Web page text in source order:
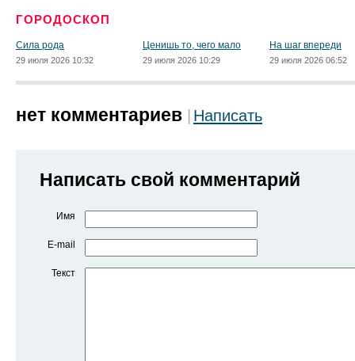
ГОРОДОСКОП
Сила рода
29 июля 2026 10:32
Ценишь то, чего мало
29 июля 2026 10:29
На шаг впереди
29 июля 2026 06:52
нет комментариев Написать
Написать свой комментарий
Имя
E-mail
Текст